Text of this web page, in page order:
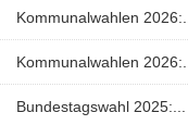
Kommunalwahlen 2026:...
Kommunalwahlen 2026:...
Bundestagswahl 2025:...